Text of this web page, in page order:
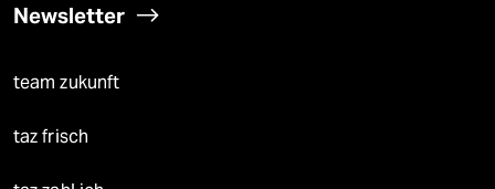
Newsletter
team zukunft
taz frisch